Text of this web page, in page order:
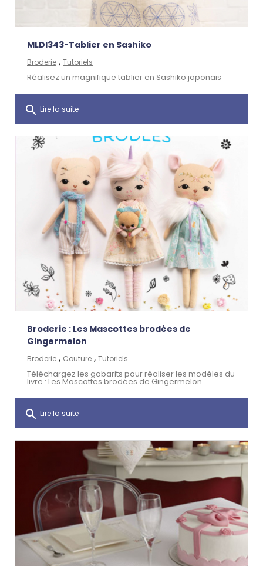
MLDI343-Tablier en Sashiko
Broderie , Tutoriels
Réalisez un magnifique tablier en Sashiko japonais
search Lire la suite
Broderie : Les Mascottes brodées de
Gingermelon
Broderie , Couture , Tutoriels
Téléchargez les gabarits pour réaliser les modèles du
livre : Les Mascottes brodées de Gingermelon
search Lire la suite